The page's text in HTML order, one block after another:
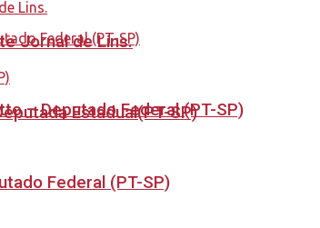
– Deputado Federal (PT-SP)
Jornal de Lins.
Estadual(PT-SP)
Federal (PT-SP)